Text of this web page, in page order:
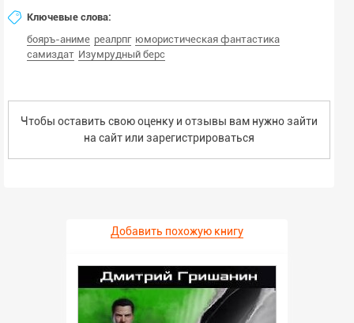
Ключевые слова:
бояръ-аниме реалрпг юмористическая фантастика
самиздат Изумрудный берс
Чтобы оставить свою оценку и отзывы вам нужно зайти
на сайт или зарегистрироваться
Добавить похожую книгу